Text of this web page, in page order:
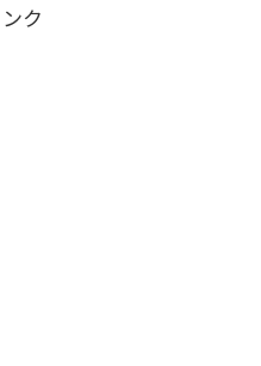
ク